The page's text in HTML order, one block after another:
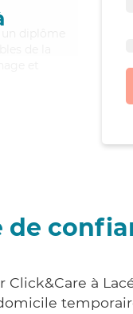
diplôme
de la
de
Click&Care à